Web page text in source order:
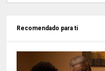
Recomendado para ti